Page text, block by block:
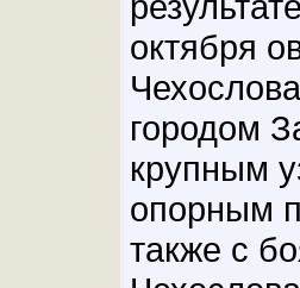
октября
городом
крупным
опорным
также с